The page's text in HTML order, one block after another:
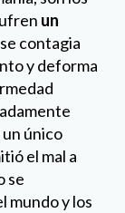
y los
propagó
y la
que los
mar
de los
Rusia o